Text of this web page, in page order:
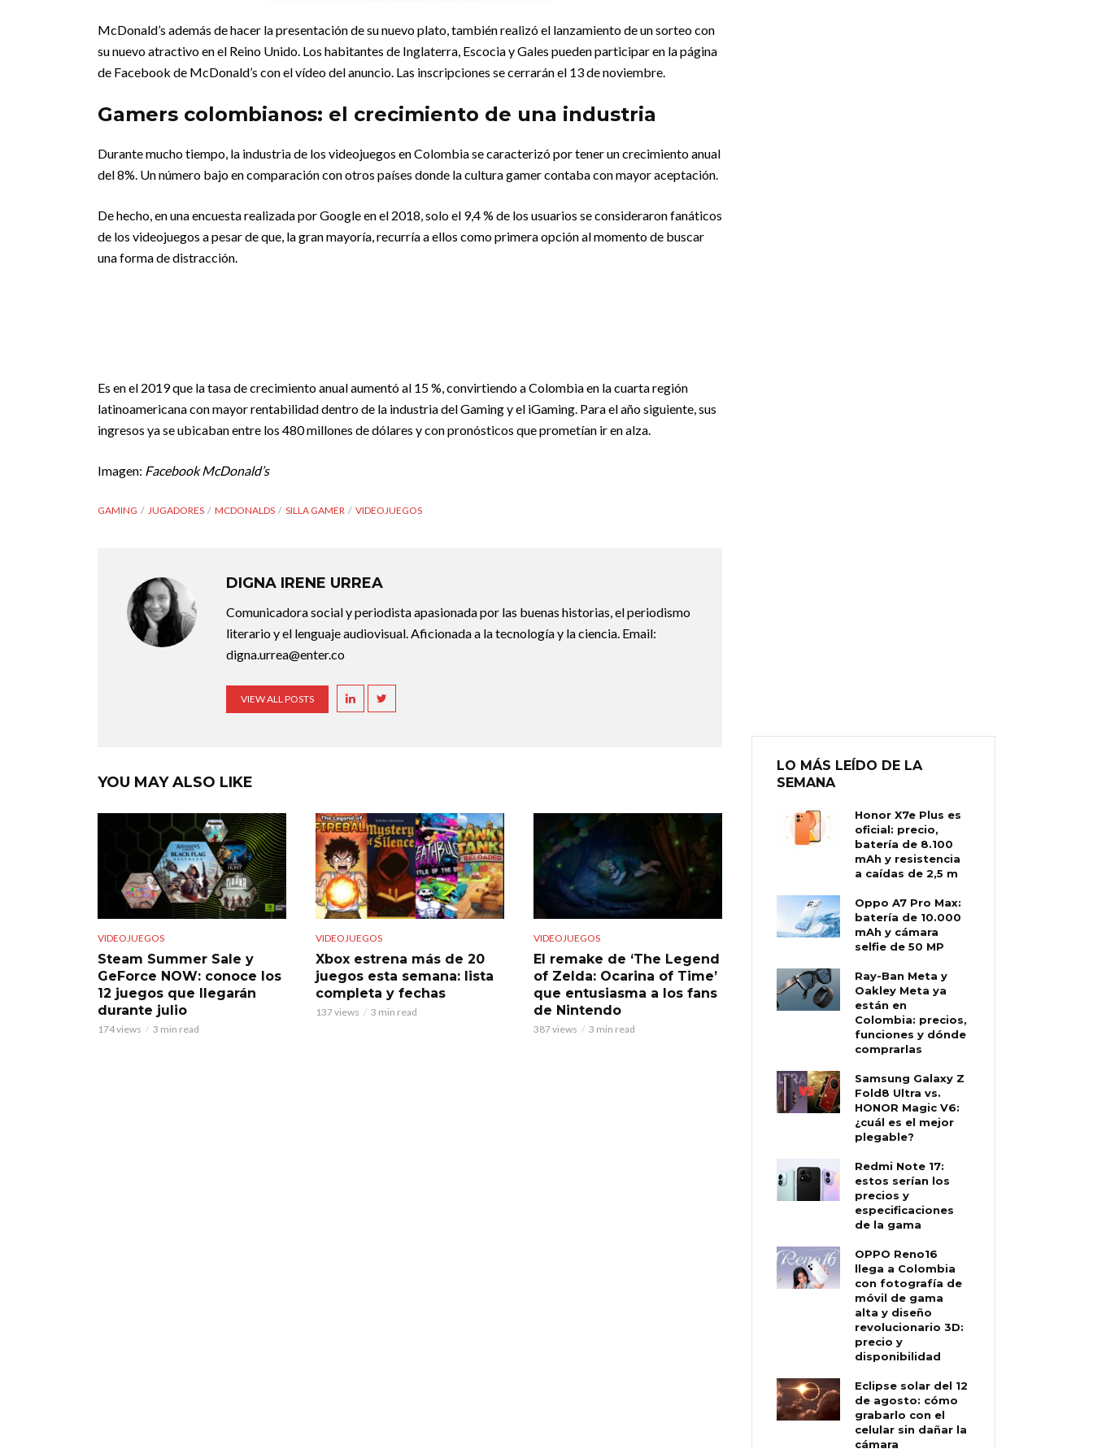
McDonald’s además de hacer la presentación de su nuevo plato, también realizó el lanzamiento de un sorteo con
su nuevo atractivo en el Reino Unido. Los habitantes de Inglaterra, Escocia y Gales pueden participar en la página
de Facebook de McDonald’s con el vídeo del anuncio. Las inscripciones se cerrarán el 13 de noviembre.
Gamers colombianos: el crecimiento de una industria
Durante mucho tiempo, la industria de los videojuegos en Colombia se caracterizó por tener un crecimiento anual
del 8%. Un número bajo en comparación con otros países donde la cultura gamer contaba con mayor aceptación.
De hecho, en una encuesta realizada por Google en el 2018, solo el 9,4 % de los usuarios se consideraron fanáticos
de los videojuegos a pesar de que, la gran mayoría, recurría a ellos como primera opción al momento de buscar
una forma de distracción.
Es en el 2019 que la tasa de crecimiento anual aumentó al 15 %, convirtiendo a Colombia en la cuarta región
latinoamericana con mayor rentabilidad dentro de la industria del Gaming y el iGaming. Para el año siguiente, sus
ingresos ya se ubicaban entre los 480 millones de dólares y con pronósticos que prometían ir en alza.
Imagen: Facebook McDonald’s
GAMING JUGADORES MCDONALDS SILLA GAMER VIDEOJUEGOS
DIGNA IRENE URREA
Comunicadora social y periodista apasionada por las buenas historias, el periodismo
literario y el lenguaje audiovisual. Aficionada a la tecnología y la ciencia. Email:
digna.urrea@enter.co
VIEW ALL POSTS
YOU MAY ALSO LIKE
VIDEOJUEGOS
Steam Summer Sale y
GeForce NOW: conoce los
12 juegos que llegarán
durante julio
174 views 3 min read
VIDEOJUEGOS
Xbox estrena más de 20
juegos esta semana: lista
completa y fechas
137 views 3 min read
VIDEOJUEGOS
El remake de ‘The Legend
of Zelda: Ocarina of Time’
que entusiasma a los fans
de Nintendo
387 views 3 min read
LO MÁS LEÍDO DE LA
SEMANA
Honor X7e Plus es
oficial: precio,
batería de 8.100
mAh y resistencia
a caídas de 2,5 m
Oppo A7 Pro Max:
batería de 10.000
mAh y cámara
selfie de 50 MP
Ray-Ban Meta y
Oakley Meta ya
están en
Colombia: precios,
funciones y dónde
comprarlas
Samsung Galaxy Z
Fold8 Ultra vs.
HONOR Magic V6:
¿cuál es el mejor
plegable?
Redmi Note 17:
estos serían los
precios y
especificaciones
de la gama
OPPO Reno16
llega a Colombia
con fotografía de
móvil de gama
alta y diseño
revolucionario 3D:
precio y
disponibilidad
Eclipse solar del 12
de agosto: cómo
grabarlo con el
celular sin dañar la
cámara